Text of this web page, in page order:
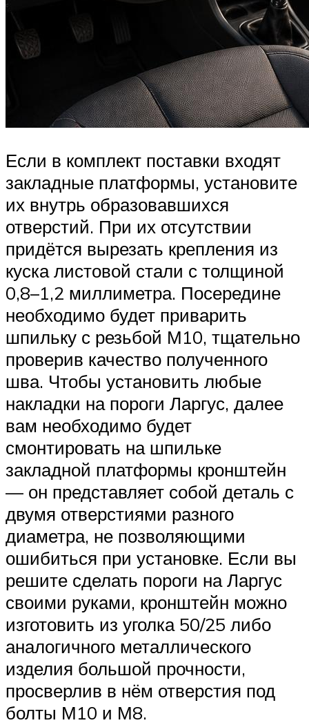
Если в комплект поставки входят
закладные платформы, установите
их внутрь образовавшихся
отверстий. При их отсутствии
придётся вырезать крепления из
куска листовой стали с толщиной
0,8–1,2 миллиметра. Посередине
необходимо будет приварить
шпильку с резьбой М10, тщательно
проверив качество полученного
шва. Чтобы установить любые
накладки на пороги Ларгус, далее
вам необходимо будет
смонтировать на шпильке
закладной платформы кронштейн
— он представляет собой деталь с
двумя отверстиями разного
диаметра, не позволяющими
ошибиться при установке. Если вы
решите сделать пороги на Ларгус
своими руками, кронштейн можно
изготовить из уголка 50/25 либо
аналогичного металлического
изделия большой прочности,
просверлив в нём отверстия под
болты М10 и М8.